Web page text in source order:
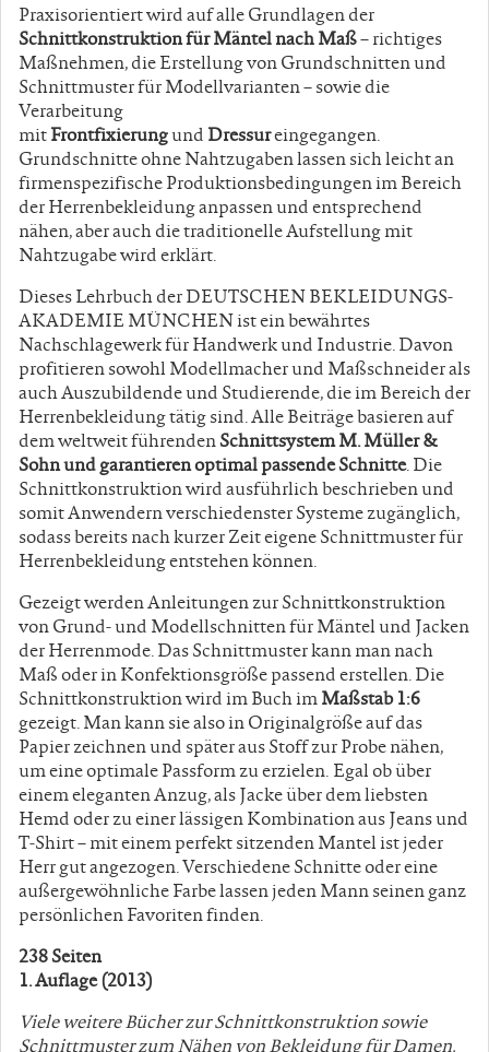
Praxisorientiert wird auf alle Grundlagen der
Schnittkonstruktion für Mäntel nach Maß– richtiges
Maßnehmen, die Erstellung von Grundschnitten und
Schnittmuster für Modellvarianten – sowie die
Verarbeitung
mitFrontfixierungund Dressureingegangen.
Grundschnitte ohne Nahtzugaben lassen sich leicht an
firmenspezifische Produktionsbedingungen im Bereich
der Herrenbekleidung anpassen und entsprechend
nähen, aber auch die traditionelle Aufstellung mit
Nahtzugabe wird erklärt.
Dieses Lehrbuch der DEUTSCHEN BEKLEIDUNGS-
AKADEMIE MÜNCHEN ist ein bewährtes
Nachschlagewerk für Handwerk und Industrie. Davon
profitieren sowohl Modellmacher und Maßschneider als
auch Auszubildende und Studierende, die im Bereich der
Herrenbekleidung tätig sind. Alle Beiträge basieren auf
dem weltweit führendenSchnittsystem M. Müller &
Sohn und garantieren optimal passende Schnitte. Die
Schnittkonstruktion wird ausführlich beschrieben und
somit Anwendern verschiedenster Systeme zugänglich,
sodass bereits nach kurzer Zeit eigene Schnittmuster für
Herrenbekleidung entstehen können.
Gezeigt werden Anleitungen zur Schnittkonstruktion
von Grund- und Modellschnitten für Mäntel und Jacken
der Herrenmode. Das Schnittmuster kann man nach
Maß oder in Konfektionsgröße passend erstellen. Die
Schnittkonstruktion wird im Buch imMaßstab 1:6
gezeigt. Man kann sie also in Originalgröße auf das
Papier zeichnen und später aus Stoff zur Probe nähen,
um eine optimale Passform zu erzielen. Egal ob über
einem eleganten Anzug, als Jacke über dem liebsten
Hemd oder zu einer lässigen Kombination aus Jeans und
T-Shirt – mit einem perfekt sitzenden Mantel ist jeder
Herr gut angezogen. Verschiedene Schnitte oder eine
außergewöhnliche Farbe lassen jeden Mann seinen ganz
persönlichen Favoriten finden.
238 Seiten
1. Auflage (2013)
Viele weitere Bücher zur Schnittkonstruktion sowie
Schnittmuster zum Nähen von Bekleidung für Damen,